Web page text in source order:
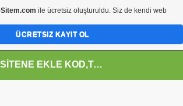
SİTENE EKLE KOD,TASARIM,MENU,ICON,ARAÇ,YAZI
ile ücretsiz oluşturuldu. Siz de kendi web
ÜCRETSIZ KAYIT OL